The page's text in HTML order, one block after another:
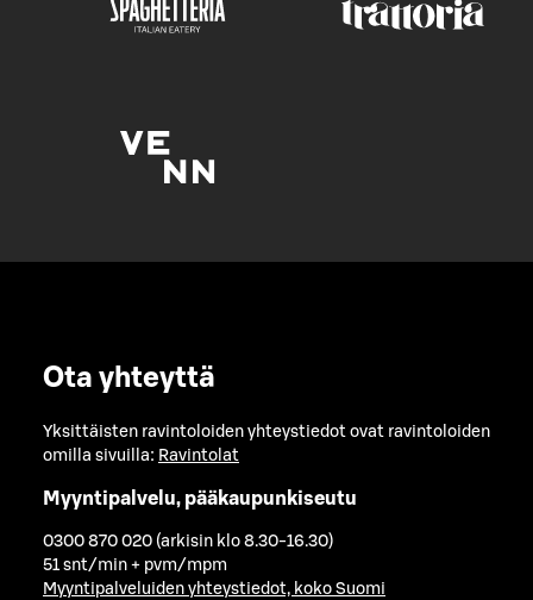
Ota yhteyttä
Yksittäisten ravintoloiden yhteystiedot ovat ravintoloiden
omilla sivuilla: Ravintolat
Myyntipalvelu, pääkaupunkiseutu
0300 870 020 (arkisin klo 8.30-16.30)
51 snt/min + pvm/mpm
Myyntipalveluiden yhteystiedot, koko Suomi